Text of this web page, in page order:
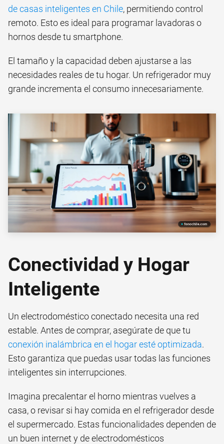
de casas inteligentes en Chile, permitiendo control
remoto. Esto es ideal para programar lavadoras o
hornos desde tu smartphone.
El tamaño y la capacidad deben ajustarse a las
necesidades reales de tu hogar. Un refrigerador muy
grande incrementa el consumo innecesariamente.
Conectividad y Hogar
Inteligente
Un electrodoméstico conectado necesita una red
estable. Antes de comprar, asegúrate de que tu
conexión inalámbrica en el hogar esté optimizada.
Esto garantiza que puedas usar todas las funciones
inteligentes sin interrupciones.
Imagina precalentar el horno mientras vuelves a
casa, o revisar si hay comida en el refrigerador desde
el supermercado. Estas funcionalidades dependen de
un buen internet y de electrodomésticos